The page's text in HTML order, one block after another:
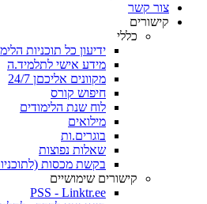
צור קשר
קישורים
כללי
ידיעון כל תוכניות
מידע אישי לתלמיד.ה
מקוונים אליכםן 24/7
חיפוש קורס
לוח שנת הלימודים
מילואים
בוגרים.ות
שאלות נפוצות
בקשת מכסות
קישורים שימושיים
PSS - Linktr.ee